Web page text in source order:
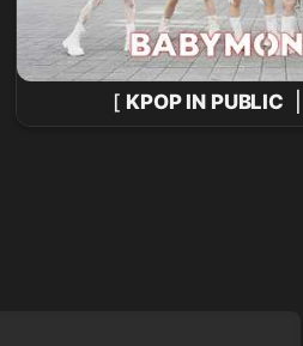
[ KPOP IN PUBLIC
BABYMONSTER - '춤